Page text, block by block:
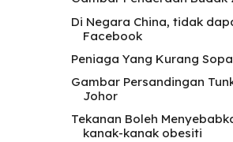
Di Negara China, tidak
Facebook
Peniaga Yang Kurang
Gambar Persandingan
Johor
Tekanan Boleh
kanak-kanak obesiti